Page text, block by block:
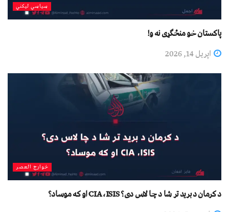
سیاسي لیکني
پاکستان خو منځګړی نه و!
اپریل 14, 2026
خوارج العصر
د کرمان د برید تر شا د چا لاس دی؟ CIA ،ISIS او که موساد؟